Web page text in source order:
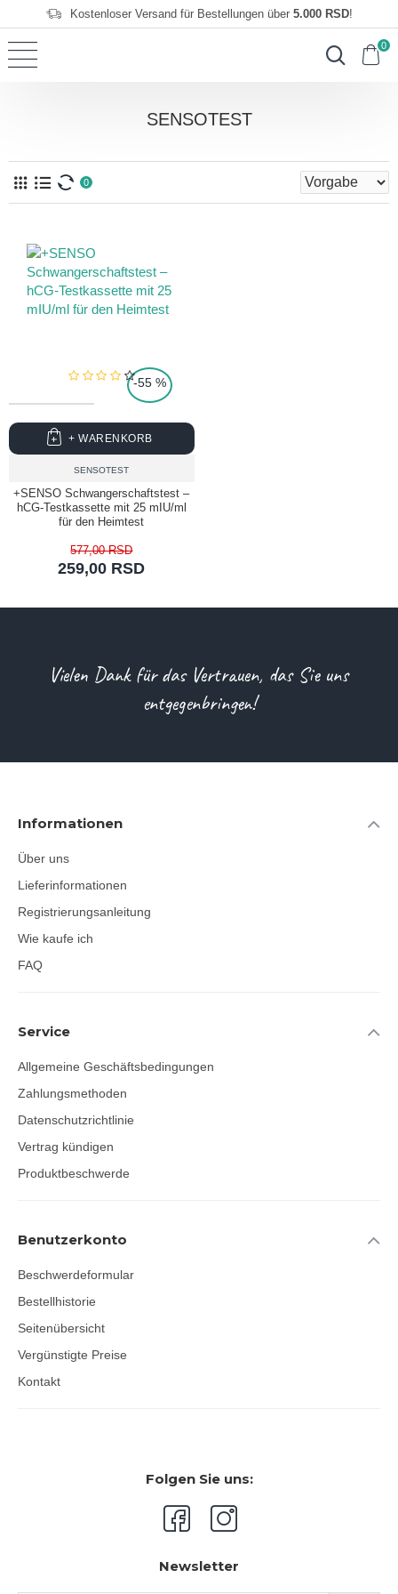
Kostenloser Versand für Bestellungen über 5.000 RSD!
0
SENSOTEST
0
-55 %
SENSOTEST
+SENSO Schwangerschaftstest –
hCG-Testkassette mit 25 mIU/ml
für den Heimtest
259,00 RSD
577,00 RSD
+ WARENKORB
Vielen Dank für das Vertrauen, das Sie uns
entgegenbringen!
Informationen
Über uns
Lieferinformationen
Registrierungsanleitung
Wie kaufe ich
FAQ
Service
Allgemeine Geschäftsbedingungen
Zahlungsmethoden
Datenschutzrichtlinie
Vertrag kündigen
Produktbeschwerde
Benutzerkonto
Beschwerdeformular
Bestellhistorie
Seitenübersicht
Vergünstigte Preise
Kontakt
Folgen Sie uns:
Newsletter